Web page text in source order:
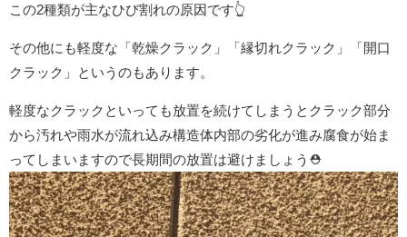
この2種類が主なひび割れの原因です👆
その他にも軽度な「乾燥クラック」「縁切れクラック」「開口
クラック」というのもあります。
軽度なクラックといっても放置を続けてしまうとクラック部分
から汚れや雨水が流れ込み構造体内部の劣化が進み腐食が始ま
ってしまいますので長期間の放置は避けましょう⛑